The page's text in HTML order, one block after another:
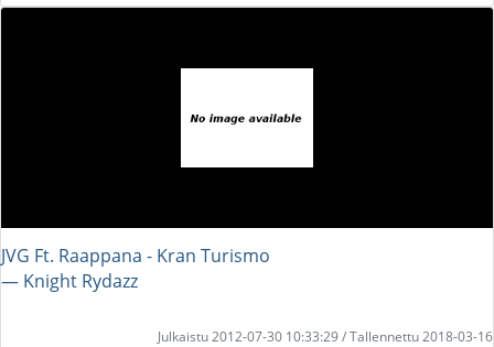
JVG Ft. Raappana - Kran Turismo
― Knight Rydazz
Julkaistu 2012-07-30 10:33:29 / Tallennettu 2018-03-16